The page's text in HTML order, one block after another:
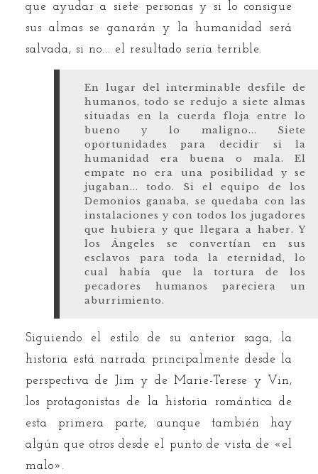
que ayudar a siete personas y si lo consigue
sus almas se ganarán y la humanidad será
salvada, si no... el resultado sería terrible.
En lugar del interminable desfile de
humanos, todo se redujo a siete almas
situadas en la cuerda floja entre lo
bueno y lo maligno... Siete
oportunidades para decidir si la
humanidad era buena o mala. El
empate no era una posibilidad y se
jugaban... todo. Si el equipo de los
Demonios ganaba, se quedaba con las
instalaciones y con todos los jugadores
que hubiera y que llegara a haber. Y
los Ángeles se convertían en sus
esclavos para toda la eternidad, lo
cual había que la tortura de los
pecadores humanos pareciera un
aburrimiento.
Siguiendo el estilo de su anterior saga, la
historia está narrada principalmente desde la
perspectiva de Jim y de Marie-Terese y Vin,
los protagonistas de la historia romántica de
esta primera parte, aunque también hay
algún que otros desde el punto de vista de «el
malo».